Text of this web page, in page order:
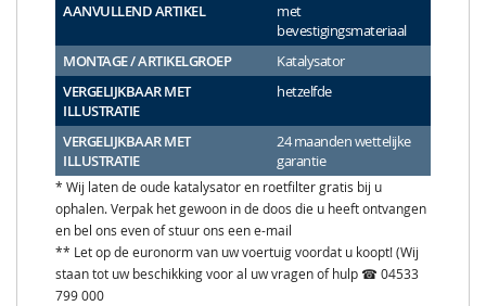
AANVULLEND ARTIKEL
met
bevestigingsmateriaal
MONTAGE / ARTIKELGROEP
Katalysator
VERGELIJKBAAR MET
ILLUSTRATIE
hetzelfde
VERGELIJKBAAR MET
ILLUSTRATIE
24 maanden wettelijke
garantie
* Wij laten de oude katalysator en roetfilter gratis bij u
ophalen. Verpak het gewoon in de doos die u heeft ontvangen
en bel ons even of stuur ons een e-mail
** Let op de euronorm van uw voertuig voordat u koopt! (Wij
staan tot uw beschikking voor al uw vragen of hulp ☎ 04533
799 000